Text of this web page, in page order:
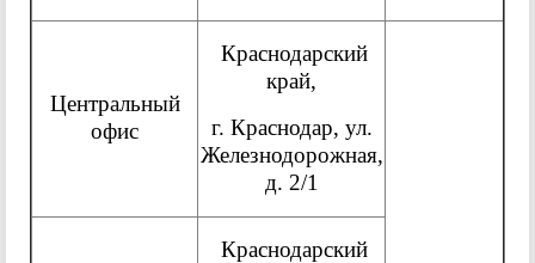
Центральный
офис
Краснодарский
край,
г. Краснодар, ул.
Железнодорожная,
д. 2/1
Краснодарский